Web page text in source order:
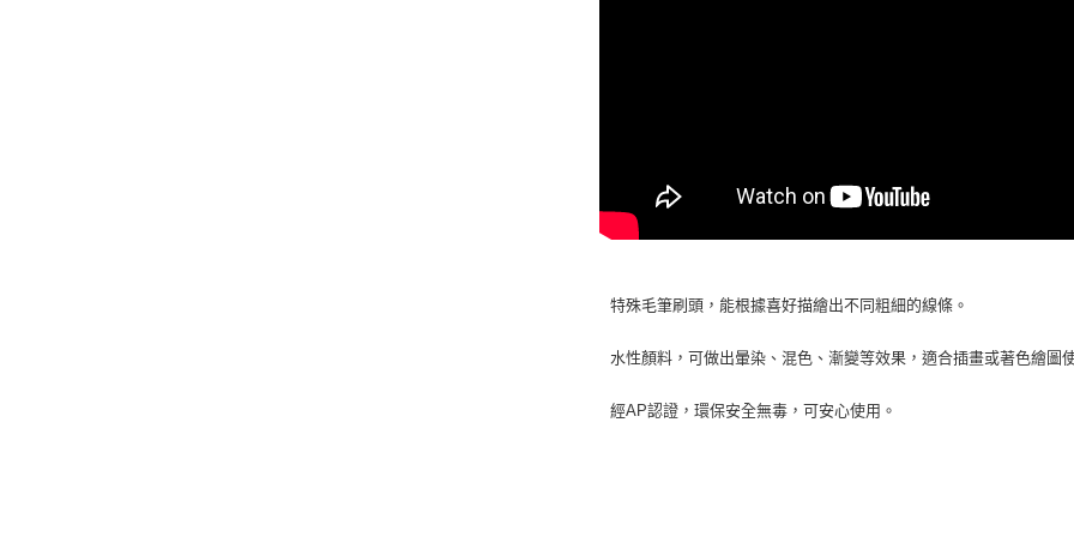
特殊毛筆刷頭，能根據喜好描繪出不同粗細的線條。
水性顏料，可做出暈染、混色、漸變等效果，適合插畫或著色繪圖
經AP認證，環保安全無毒，可安心使用。